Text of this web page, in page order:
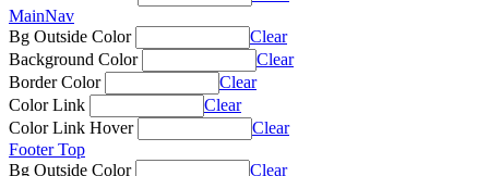
MainNav
Bg Outside Color
Clear
Background Color
Clear
Border Color
Clear
Color Link
Clear
Color Link Hover
Clear
Footer Top
Bg Outside Color
Clear